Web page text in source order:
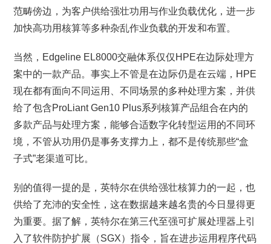
范畴傍边，为客户供给强壮功用与作业负载优化，进一步
加快高功用核算等多种杂乱作业负载的开发和布置。
当然，Edgeline EL8000交融体系仅仅HPE在边际处理方
案中的一款产品。事实上不管是在边际仍是在云端，HPE
现在都有面向不同运用、不同场景的多种处理方案，并供
给了包含ProLiant Gen10 Plus系列核算产品组合在内的
多款产品与处理方案，能够合适数字化转型运用的不同环
境，不管从功用仍是事务支撑力上，都不是传统那些“盒
子式”老渠道可比。
别的值得一提的是，英特尔在供给强壮核算力的一起，也
供给了充沛的安全性，这在数据越来越名贵的今日显得更
为重要。据了解，英特尔在第三代至强可扩展处理器上引
入了软件防护扩展（SGX）指令，旨在进步运用程序代码